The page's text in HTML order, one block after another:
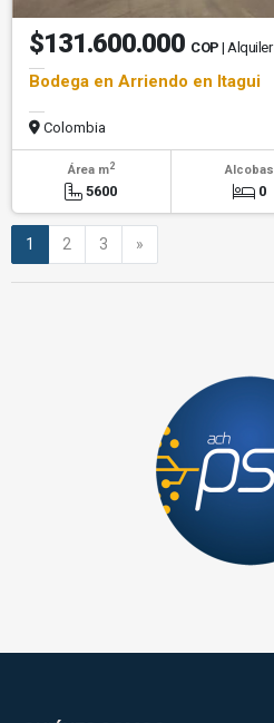
$131.600.000 COP | Alquiler
Bodega en Arriendo en Itagui
Colombia
Área m2
5600
Alcobas
0
1 2 3 »